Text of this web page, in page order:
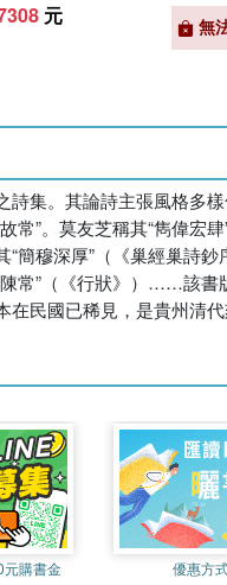
元
無
詩集。其論詩主張風格多
常”。莫友芝稱其“雋偉宏
“簡穆深厚”（《巢經巢詩鈔
常”（《行狀》）……該書
民國已稀見，是貴州清代
元購書金 優惠方